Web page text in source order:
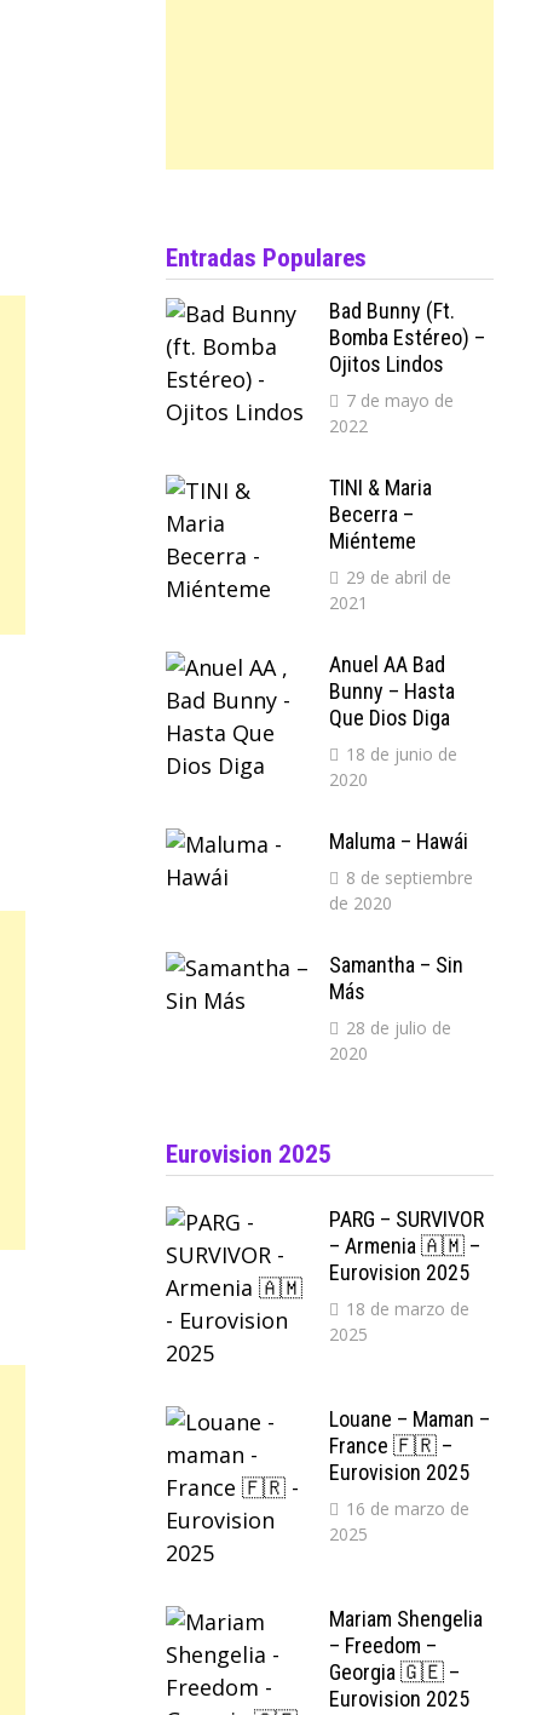
Entradas Populares
Bad Bunny (ft.
Bomba Estéreo) –
Ojitos Lindos
7 de mayo de
2022
TINI & Maria
Becerra –
Miénteme
29 de abril de
2021
Anuel AA Bad
Bunny – Hasta
Que Dios Diga
18 de junio de
2020
Maluma – Hawái
8 de septiembre
de 2020
Samantha – Sin
Más
28 de julio de
2020
Eurovision 2025
PARG – SURVIVOR
– Armenia 🇦🇲 –
Eurovision 2025
18 de marzo de
2025
Louane – Maman –
France 🇫🇷 –
Eurovision 2025
16 de marzo de
2025
Mariam Shengelia
– Freedom –
Georgia 🇬🇪 –
Eurovision 2025